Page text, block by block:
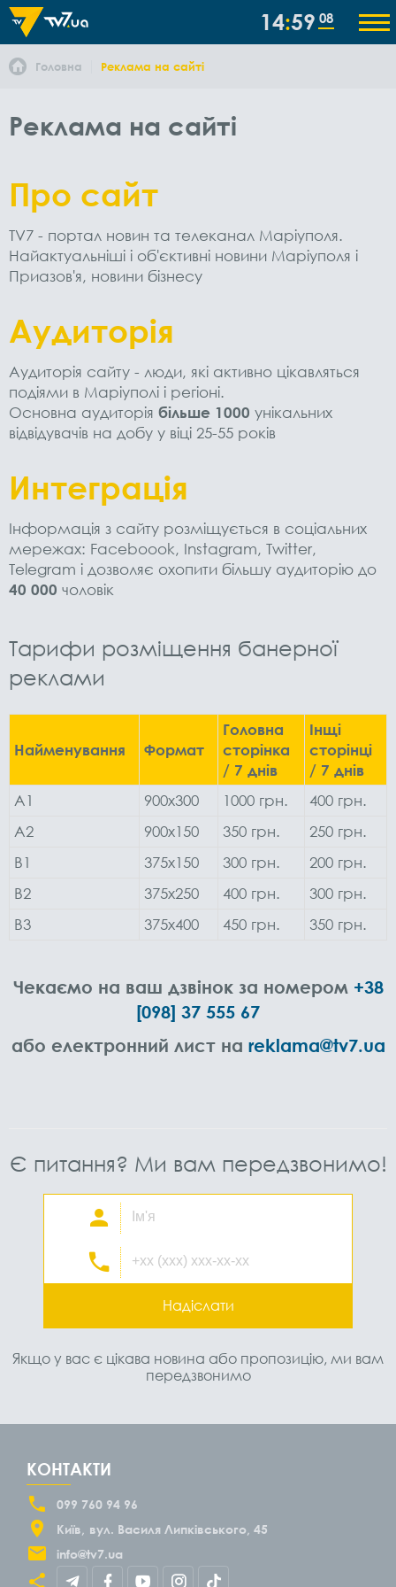
14 59 09
Головна Реклама на сайті
Реклама на сайті
Про сайт
TV7 - портал новин та телеканал Маріуполя.
Найактуальніші і об'єктивні новини Маріуполя і
Приазов'я, новини бізнесу
Аудиторiя
Аудиторія сайту - люди, які активно цікавляться
подіями в Маріуполі і регіоні.
Основна аудиторія більше 1000 унікальних
відвідувачів на добу у віці 25-55 років
Интеграцiя
Інформація з сайту розміщується в соціальних
мережах: Faceboook, Instagram, Twitter,
Telegram і дозволяє охопити більшу аудиторію до
40 000 чоловік
Тарифи розміщення банерної
реклами
Найменування Формат
Головна
сторiнка
/ 7 днiв
Iнщi
сторiнцi
/ 7 днiв
A1
900х300 1000 грн.
400 грн.
А2
900х150 350 грн.
250 грн.
В1
375х150 300 грн.
200 грн.
В2
375х250 400 грн.
300 грн.
В3
375х400 450 грн. 350 грн.
Чекаємо на ваш дзвінок за номером +38
[098] 37 555 67
або електронний лист на reklama@tv7.ua
Є питання? Ми вам передзвонимо!
Надіслати
Якщо у вас є цікава новина або пропозицію, ми вам
передзвонимо
КОНТАКТИ
099 760 94 96
Київ
вул. Василя Липківського, 45
info@tv7.ua